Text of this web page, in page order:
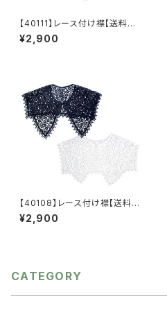
【40111】レース付け襟【送料無
料】トレンド ビッグつけ襟 フ
リーサイズ レース襟 重ね
¥2,900
【40108】レース付け襟【送料無
料】トレンド ビッグつけ襟 フ
リーサイズ レース襟 重ね
¥2,900
CATEGORY